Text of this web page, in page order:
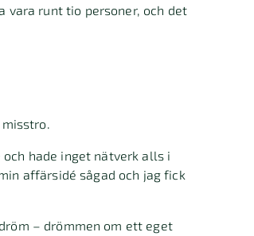
vara runt tio personer, och det
hade inget nätverk alls i
affärsidé sågad och jag fick
– drömmen om ett eget